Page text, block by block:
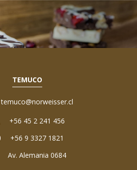
TEMUCO
temuco@norweisser.cl
+56 45 2 241 456
+56 9 3327 1821
Av. Alemania 0684